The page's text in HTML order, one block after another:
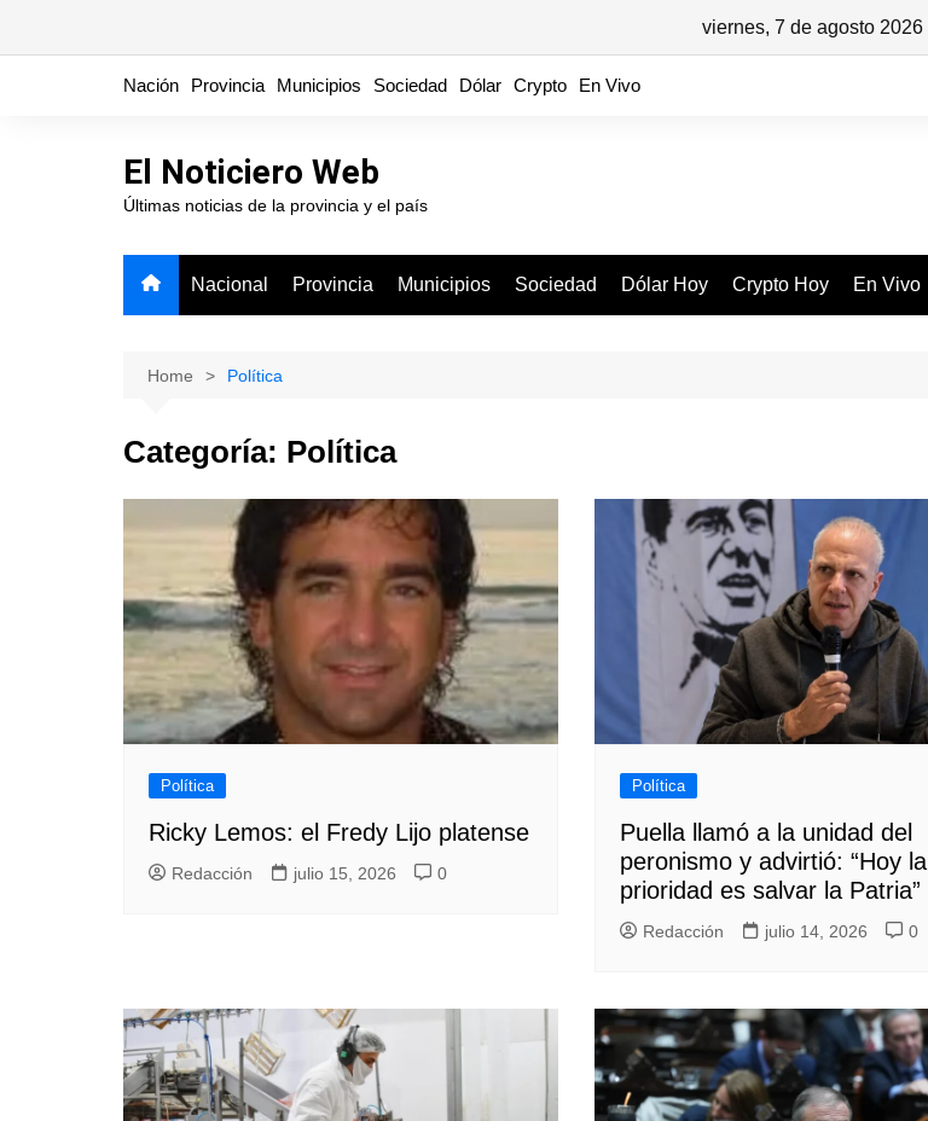
viernes, 7 de agosto 2026
Nación Provincia Municipios Sociedad Dólar Crypto En Vivo
El Noticiero Web
Últimas noticias de la provincia y el país
Nacional Provincia Municipios Sociedad Dólar Hoy Crypto Hoy En Vivo
Home Política
Categoría: Política
Política
Ricky Lemos: el Fredy Lijo platense
Redacción julio 15, 2026 0
Política
Puella llamó a la unidad del
peronismo y advirtió: “Hoy la
prioridad es salvar la Patria”
Redacción julio 14, 2026 0